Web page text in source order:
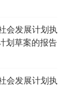
会发展计划执
划草案的报告
会发展计划执